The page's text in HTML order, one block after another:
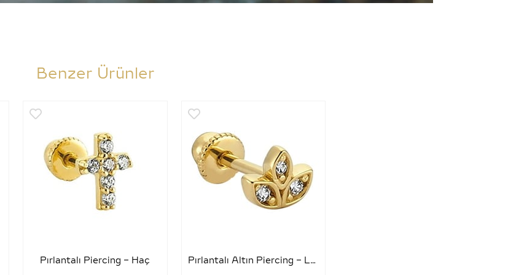
Benzer Ürünler
Pırlantalı Piercing – Haç Pırlantalı Altın Piercing – Lotus